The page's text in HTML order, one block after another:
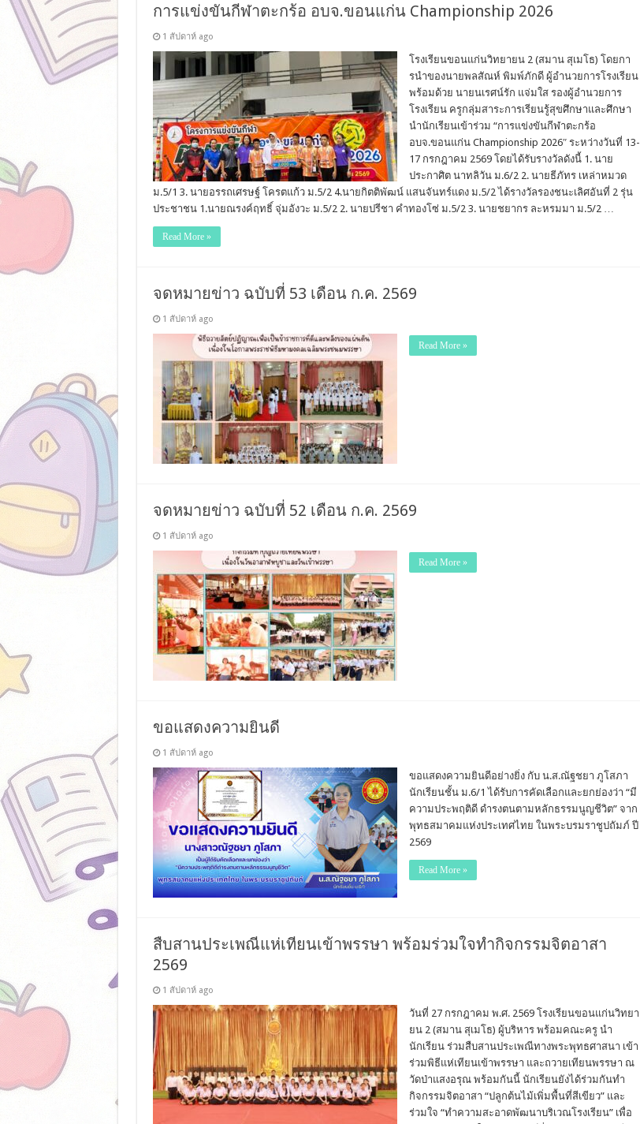
การแข่งขันกีฬาตะกร้อ อบจ.ขอนแก่น Championship 2026
1 สัปดาห์ ago
โรงเรียนขอนแก่นวิทยายน 2 (สมาน สุเมโธ) โดยกา
รนําของนายพลสัณห์ พิมพ์ภักดี ผู้อํานวยการโรงเรียน
พร้อมด้วย นายนเรศน์รัก แจ่มใส รองผู้อํานวยการ
โรงเรียน ครูกลุ่มสาระการเรียนรู้สุขศึกษาและศึกษา
นํานักเรียนเข้าร่วม “การแข่งขันกีฬาตะกร้อ
อบจ.ขอนแก่น Championship 2026″ ระหว่างวันที่ 13-
17 กรกฎาคม 2569 โดยได้รับรางวัลดังนี้ 1. นาย
ประกาศิต นาทลิวัน ม.6/2 2. นายธีภัทร เหล่าหมวด
ม.5/1 3. นายอรรถเศรษฐ์ โครตแก้ว ม.5/2 4.นายกิตติพัฒน์ แสนจันทร์แดง ม.5/2 ได้รางวัลรองชนะเลิศอันที่ 2 รุ่น
ประชาชน 1.นายณรงค์ฤทธิ์ จุ่มอังวะ ม.5/2 2. นายปรีชา คําทองโซ่ ม.5/2 3. นายชยากร ละหรมมา ม.5/2 …
Read More »
จดหมายข่าว ฉบับที่ 53 เดือน ก.ค. 2569
1 สัปดาห์ ago
Read More »
จดหมายข่าว ฉบับที่ 52 เดือน ก.ค. 2569
1 สัปดาห์ ago
Read More »
ขอแสดงความยินดี
1 สัปดาห์ ago
ขอแสดงความยินดีอย่างยิ่ง กับ น.ส.ณัฐชยา ภูโสภา
นักเรียนชั้น ม.6/1 ได้รับการคัดเลือกและยกย่องว่า “มี
ความประพฤติดี ดำรงตนตามหลักธรรมนูญชีวิต” จาก
พุทธสมาคมแห่งประเทศไทย ในพระบรมราชูปถัมภ์ ปี
2569
Read More »
สืบสานประเพณีแห่เทียนเข้าพรรษา พร้อมร่วมใจทำกิจกรรมจิตอาสา
2569
1 สัปดาห์ ago
วันที่ 27 กรกฎาคม พ.ศ. 2569 โรงเรียนขอนแก่นวิทยา
ยน 2 (สมาน สุเมโธ) ผู้บริหาร พร้อมคณะครู นำ
นักเรียน ร่วมสืบสานประเพณีทางพระพุทธศาสนา เข้า
ร่วมพิธีแห่เทียนเข้าพรรษา และถวายเทียนพรรษา ณ
วัดป่าแสงอรุณ พร้อมกันนี้ นักเรียนยังได้ร่วมกันทำ
กิจกรรมจิตอาสา “ปลูกต้นไม้เพิ่มพื้นที่สีเขียว” และ
ร่วมใจ “ทำความสะอาดพัฒนาบริเวณโรงเรียน” เพื่อ